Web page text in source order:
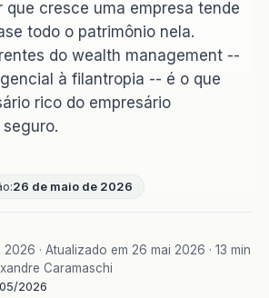
que cresce uma empresa tende
todo o patrimônio nela.
do wealth management --
à filantropia -- é o que
rico do empresário
26 de maio de 2026
· Atualizado em 26 mai 2026 · 13 min
Caramaschi
2026